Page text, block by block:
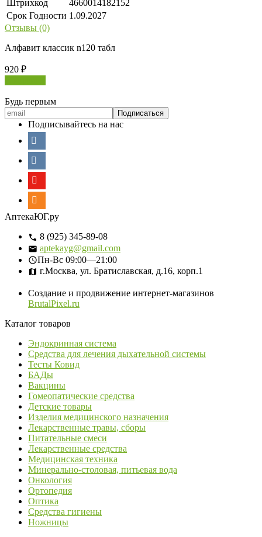
Штрихкод
4660014182152
Срок Годности 1.09.2027
Отзывы (0)
Алфавит классик n120 табл
920 ₽
Будь первым
Подписывайтесь на нас
АптекаЮГ.ру
8 (925) 345-89-08
aptekayg@gmail.com
Пн-Вс 09:00—21:00
г.Москва, ул. Братиславская, д.16, корп.1
Создание и продвижение интернет-магазинов
BrutalPixel.ru
Каталог товаров
Эндокринная система
Средства для лечения дыхательной системы
Тесты Ковид
БАДы
Вакцины
Гомеопатические средства
Детские товары
Изделия медицинского назначения
Лекарственные травы, сборы
Питательные смеси
Лекарственные средства
Медицинская техника
Минерально-столовая, питьевая вода
Онкология
Ортопедия
Оптика
Средства гигиены
Ножницы